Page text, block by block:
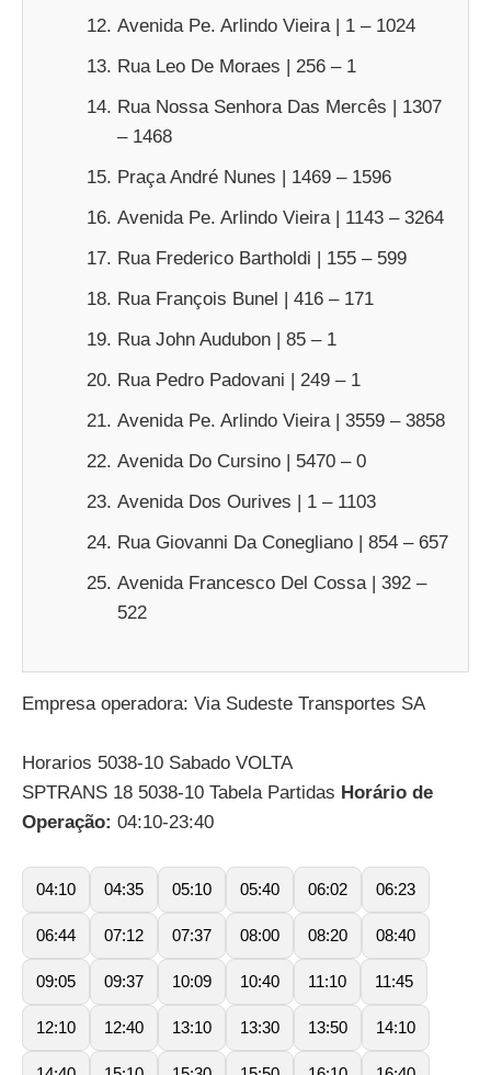
Avenida Pe. Arlindo Vieira | 1 – 1024
Rua Leo De Moraes | 256 – 1
Rua Nossa Senhora Das Mercês | 1307
– 1468
Praça André Nunes | 1469 – 1596
Avenida Pe. Arlindo Vieira | 1143 – 3264
Rua Frederico Bartholdi | 155 – 599
Rua François Bunel | 416 – 171
Rua John Audubon | 85 – 1
Rua Pedro Padovani | 249 – 1
Avenida Pe. Arlindo Vieira | 3559 – 3858
Avenida Do Cursino | 5470 – 0
Avenida Dos Ourives | 1 – 1103
Rua Giovanni Da Conegliano | 854 – 657
Avenida Francesco Del Cossa | 392 –
522
Empresa operadora: Via Sudeste Transportes SA
Horarios 5038-10 Sabado VOLTA
SPTRANS 18 5038-10 Tabela Partidas Horário de
Operação: 04:10-23:40
04:10 04:35 05:10 05:40 06:02 06:23
06:44 07:12 07:37 08:00 08:20 08:40
09:05 09:37 10:09 10:40 11:10 11:45
12:10 12:40 13:10 13:30 13:50 14:10